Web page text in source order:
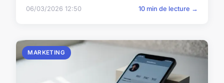
06/03/2026 12:50 10 min de lecture →
MARKETING